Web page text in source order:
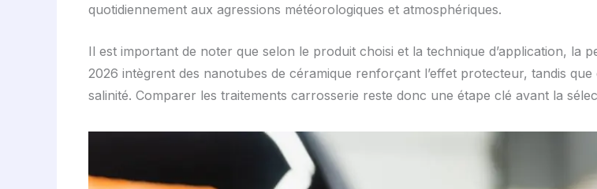
quotidiennement aux agressions météorologiques et atmosphériques.
Il est important de noter que selon le produit choisi et la technique d’application, la
2026 intègrent des nanotubes de céramique renforçant l’effet protecteur, tandis
salinité. Comparer les traitements carrosserie reste donc une étape clé avant la